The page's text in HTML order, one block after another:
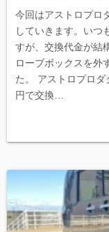
今回はアストロプロ
していきます。いつ
すが、交換代金が結
ローブボックスを外
た。 アストロプロダ
円で交換…